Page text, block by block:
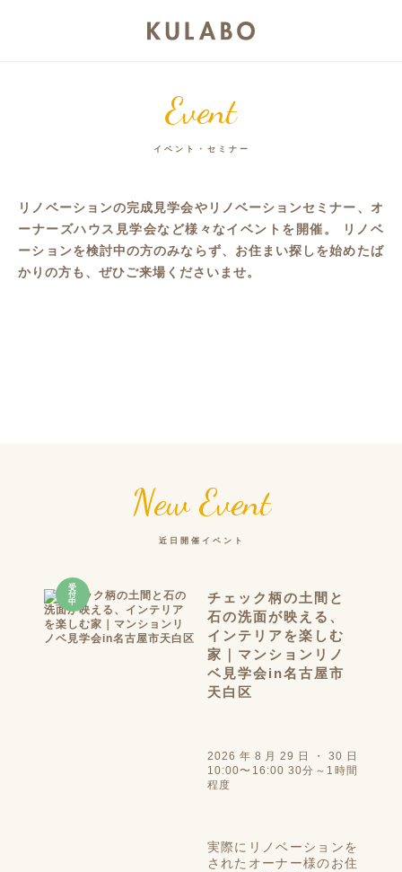
Event
イベント・セミナー
リノベーションの完成見学会やリノベーションセミナー、オ
ーナーズハウス見学会など様々なイベントを開催。
リノベ
ーションを検討中の方のみならず、お住まい探しを始めたば
かりの方も、ぜひご来場くださいませ。
New Event
近日開催イベント
受
付
中
チェック柄の土間と
石の洗面が映える、
インテリアを楽しむ
家｜マンションリノ
ベ見学会in名古屋市
天白区
2026年8月29日・30日
10:00〜16:00 30分～1時間
程度
実際にリノベーションを
されたオーナー様のお住